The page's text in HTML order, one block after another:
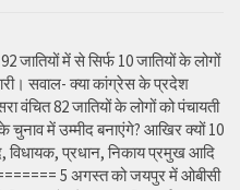
जातियों में से सिर्फ 10 जातियों के लोगों
सवाल- क्या कांग्रेस के प्रदेश
वंचित 82 जातियों के लोगों को पंचायती
चुनाव में उम्मीद बनाएंगे? आखिर क्यों 10
विधायक, प्रधान, निकाय प्रमुख आदि
5 अगस्त को जयपुर में ओबीसी